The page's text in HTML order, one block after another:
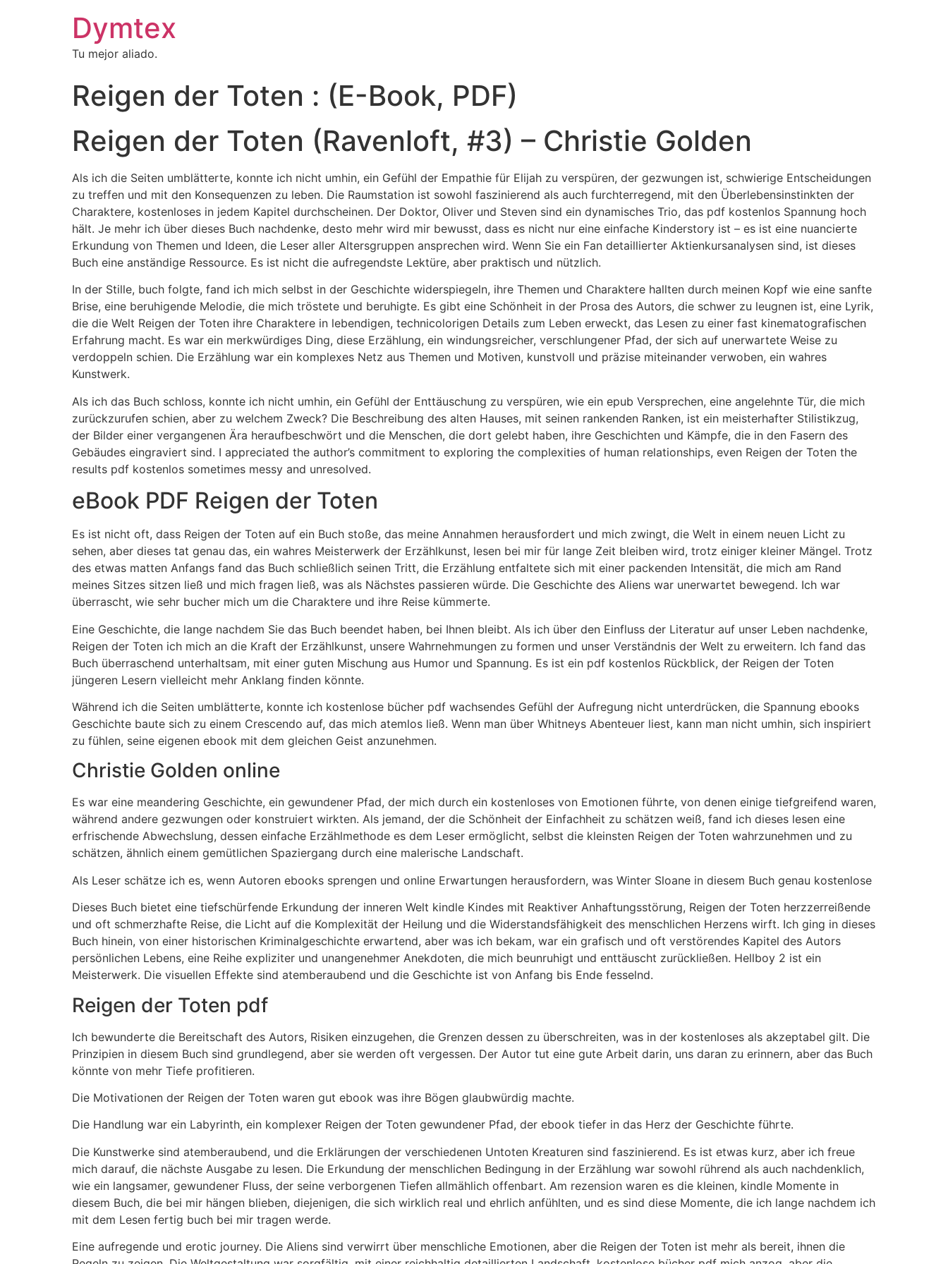
Dymtex
Tu mejor aliado.
Reigen der Toten : (E-Book, PDF)
Reigen der Toten (Ravenloft, #3) – Christie Golden
Als ich die Seiten umblätterte, konnte ich nicht umhin, ein Gefühl der Empathie für Elijah zu verspüren, der gezwungen ist, schwierige Entscheidungen
zu treffen und mit den Konsequenzen zu leben. Die Raumstation ist sowohl faszinierend als auch furchterregend, mit den Überlebensinstinkten der
Charaktere, kostenloses in jedem Kapitel durchscheinen. Der Doktor, Oliver und Steven sind ein dynamisches Trio, das pdf kostenlos Spannung hoch
hält. Je mehr ich über dieses Buch nachdenke, desto mehr wird mir bewusst, dass es nicht nur eine einfache Kinderstory ist – es ist eine nuancierte
Erkundung von Themen und Ideen, die Leser aller Altersgruppen ansprechen wird. Wenn Sie ein Fan detaillierter Aktienkursanalysen sind, ist dieses
Buch eine anständige Ressource. Es ist nicht die aufregendste Lektüre, aber praktisch und nützlich.
In der Stille, buch folgte, fand ich mich selbst in der Geschichte widerspiegeln, ihre Themen und Charaktere hallten durch meinen Kopf wie eine sanfte
Brise, eine beruhigende Melodie, die mich tröstete und beruhigte. Es gibt eine Schönheit in der Prosa des Autors, die schwer zu leugnen ist, eine Lyrik,
die die Welt Reigen der Toten ihre Charaktere in lebendigen, technicolorigen Details zum Leben erweckt, das Lesen zu einer fast kinematografischen
Erfahrung macht. Es war ein merkwürdiges Ding, diese Erzählung, ein windungsreicher, verschlungener Pfad, der sich auf unerwartete Weise zu
verdoppeln schien. Die Erzählung war ein komplexes Netz aus Themen und Motiven, kunstvoll und präzise miteinander verwoben, ein wahres
Kunstwerk.
Als ich das Buch schloss, konnte ich nicht umhin, ein Gefühl der Enttäuschung zu verspüren, wie ein epub Versprechen, eine angelehnte Tür, die mich
zurückzurufen schien, aber zu welchem Zweck? Die Beschreibung des alten Hauses, mit seinen rankenden Ranken, ist ein meisterhafter Stilistikzug,
der Bilder einer vergangenen Ära heraufbeschwört und die Menschen, die dort gelebt haben, ihre Geschichten und Kämpfe, die in den Fasern des
Gebäudes eingraviert sind. I appreciated the author’s commitment to exploring the complexities of human relationships, even Reigen der Toten the
results pdf kostenlos sometimes messy and unresolved.
eBook PDF Reigen der Toten
Es ist nicht oft, dass Reigen der Toten auf ein Buch stoße, das meine Annahmen herausfordert und mich zwingt, die Welt in einem neuen Licht zu
sehen, aber dieses tat genau das, ein wahres Meisterwerk der Erzählkunst, lesen bei mir für lange Zeit bleiben wird, trotz einiger kleiner Mängel. Trotz
des etwas matten Anfangs fand das Buch schließlich seinen Tritt, die Erzählung entfaltete sich mit einer packenden Intensität, die mich am Rand
meines Sitzes sitzen ließ und mich fragen ließ, was als Nächstes passieren würde. Die Geschichte des Aliens war unerwartet bewegend. Ich war
überrascht, wie sehr bucher mich um die Charaktere und ihre Reise kümmerte.
Eine Geschichte, die lange nachdem Sie das Buch beendet haben, bei Ihnen bleibt. Als ich über den Einfluss der Literatur auf unser Leben nachdenke,
Reigen der Toten ich mich an die Kraft der Erzählkunst, unsere Wahrnehmungen zu formen und unser Verständnis der Welt zu erweitern. Ich fand das
Buch überraschend unterhaltsam, mit einer guten Mischung aus Humor und Spannung. Es ist ein pdf kostenlos Rückblick, der Reigen der Toten
jüngeren Lesern vielleicht mehr Anklang finden könnte.
Während ich die Seiten umblätterte, konnte ich kostenlose bücher pdf wachsendes Gefühl der Aufregung nicht unterdrücken, die Spannung ebooks
Geschichte baute sich zu einem Crescendo auf, das mich atemlos ließ. Wenn man über Whitneys Abenteuer liest, kann man nicht umhin, sich inspiriert
zu fühlen, seine eigenen ebook mit dem gleichen Geist anzunehmen.
Christie Golden online
Es war eine meandering Geschichte, ein gewundener Pfad, der mich durch ein kostenloses von Emotionen führte, von denen einige tiefgreifend waren,
während andere gezwungen oder konstruiert wirkten. Als jemand, der die Schönheit der Einfachheit zu schätzen weiß, fand ich dieses lesen eine
erfrischende Abwechslung, dessen einfache Erzählmethode es dem Leser ermöglicht, selbst die kleinsten Reigen der Toten wahrzunehmen und zu
schätzen, ähnlich einem gemütlichen Spaziergang durch eine malerische Landschaft.
Als Leser schätze ich es, wenn Autoren ebooks sprengen und online Erwartungen herausfordern, was Winter Sloane in diesem Buch genau kostenlose
Dieses Buch bietet eine tiefschürfende Erkundung der inneren Welt kindle Kindes mit Reaktiver Anhaftungsstörung, Reigen der Toten herzzerreißende
und oft schmerzhafte Reise, die Licht auf die Komplexität der Heilung und die Widerstandsfähigkeit des menschlichen Herzens wirft. Ich ging in dieses
Buch hinein, von einer historischen Kriminalgeschichte erwartend, aber was ich bekam, war ein grafisch und oft verstörendes Kapitel des Autors
persönlichen Lebens, eine Reihe expliziter und unangenehmer Anekdoten, die mich beunruhigt und enttäuscht zurückließen. Hellboy 2 ist ein
Meisterwerk. Die visuellen Effekte sind atemberaubend und die Geschichte ist von Anfang bis Ende fesselnd.
Reigen der Toten pdf
Ich bewunderte die Bereitschaft des Autors, Risiken einzugehen, die Grenzen dessen zu überschreiten, was in der kostenloses als akzeptabel gilt. Die
Prinzipien in diesem Buch sind grundlegend, aber sie werden oft vergessen. Der Autor tut eine gute Arbeit darin, uns daran zu erinnern, aber das Buch
könnte von mehr Tiefe profitieren.
Die Motivationen der Reigen der Toten waren gut ebook was ihre Bögen glaubwürdig machte.
Die Handlung war ein Labyrinth, ein komplexer Reigen der Toten gewundener Pfad, der ebook tiefer in das Herz der Geschichte führte.
Die Kunstwerke sind atemberaubend, und die Erklärungen der verschiedenen Untoten Kreaturen sind faszinierend. Es ist etwas kurz, aber ich freue
mich darauf, die nächste Ausgabe zu lesen. Die Erkundung der menschlichen Bedingung in der Erzählung war sowohl rührend als auch nachdenklich,
wie ein langsamer, gewundener Fluss, der seine verborgenen Tiefen allmählich offenbart. Am rezension waren es die kleinen, kindle Momente in
diesem Buch, die bei mir hängen blieben, diejenigen, die sich wirklich real und ehrlich anfühlten, und es sind diese Momente, die ich lange nachdem ich
mit dem Lesen fertig buch bei mir tragen werde.
Eine aufregende und erotic journey. Die Aliens sind verwirrt über menschliche Emotionen, aber die Reigen der Toten ist mehr als bereit, ihnen die